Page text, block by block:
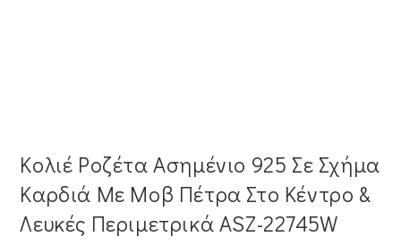
Κολιέ Ροζέτα Ασημένιο 925 Σε Σχήμα
Καρδιά Με Μοβ Πέτρα Στο Κέντρο &
Λευκές Περιμετρικά ASZ-22745W